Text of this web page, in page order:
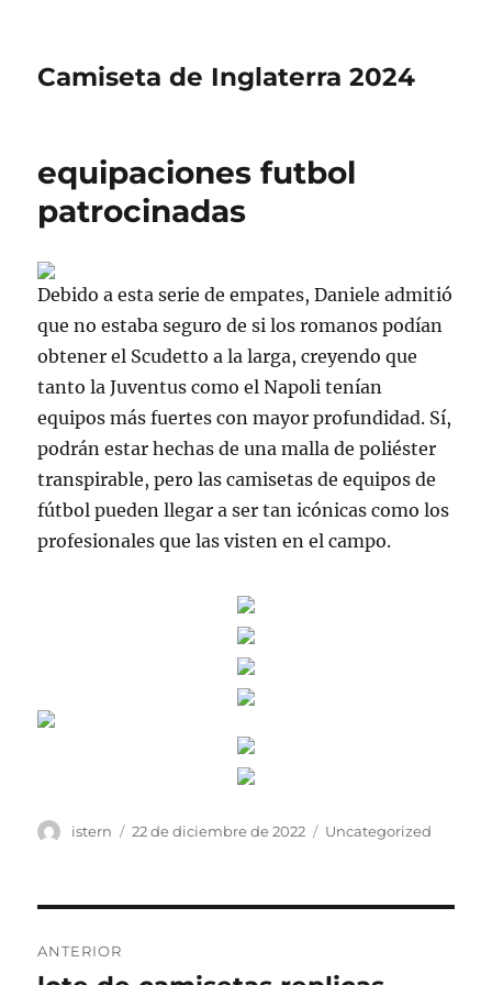
Camiseta de Inglaterra 2024
equipaciones futbol
patrocinadas
Debido a esta serie de empates, Daniele admitió
que no estaba seguro de si los romanos podían
obtener el Scudetto a la larga, creyendo que
tanto la Juventus como el Napoli tenían
equipos más fuertes con mayor profundidad. Sí,
podrán estar hechas de una malla de poliéster
transpirable, pero las camisetas de equipos de
fútbol pueden llegar a ser tan icónicas como los
profesionales que las visten en el campo.
Autor
istern
Publicado
22 de diciembre de 2022 Categorías
Uncategorized
de
ANTERIOR